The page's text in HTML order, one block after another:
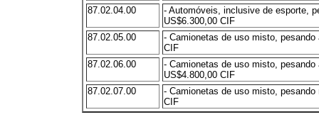
87.02.04.00
- Automóveis, inclusive de esporte,
US$6.300,00 CIF
87.02.05.00
- Camionetas de uso misto,
CIF
87.02.06.00
- Camionetas de uso misto,
US$4.800,00 CIF
87.02.07.00
- Camionetas de uso misto,
CIF